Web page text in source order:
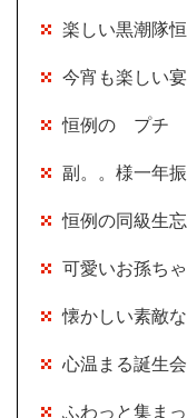
楽しい黒潮隊
今宵も楽しい
恒例の プチ
副。。様一年
恒例の同級生
可愛いお孫ち
懐かしい素敵
心温まる誕生
ふわっと集ま